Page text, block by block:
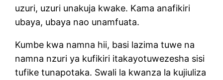
uzuri, uzuri unakuja kwake. Kama anafikiri
ubaya, ubaya nao unamfuata.
Kumbe kwa namna hii, basi lazima tuwe na
namna nzuri ya kufikiri itakayotuwezesha sisi
tufike tunapotaka. Swali la kwanza la kujiuliza